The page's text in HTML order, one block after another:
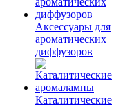
Аксессуары для
ароматических
диффузоров
Каталитические